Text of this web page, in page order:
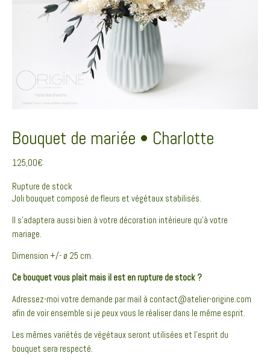
Bouquet de mariée • Charlotte
125,00€
Rupture de stock
Joli bouquet composé de fleurs et végétaux stabilisés.
Il s’adaptera aussi bien à votre décoration intérieure qu’à votre
mariage.
Dimension +/- ø 25 cm.
Ce bouquet vous plait mais il est en rupture de stock ?
Adressez-moi votre demande par mail à contact@atelier-origine.com
afin de voir ensemble si je peux vous le réaliser dans le même esprit.
Les mêmes variétés de végétaux seront utilisées et l’esprit du
bouquet sera respecté.